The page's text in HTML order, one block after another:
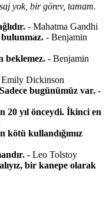
yok, bir görev, tamam.
- Mahatma Gandhi
- Benjamin
beklemez. - Benjamin
Dickinson
bugünümüz var. -
20 yıl önceydi. İkinci en
kötü kullandığımız
- Leo Tolstoy
bir kanepe olarak